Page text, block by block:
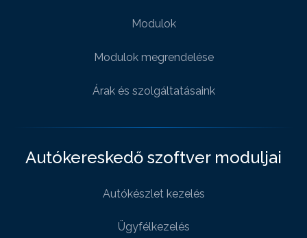
Modulok
Modulok megrendelése
Árak és szolgáltatásaink
Autókereskedő szoftver moduljai
Autókészlet kezelés
Ügyfélkezelés